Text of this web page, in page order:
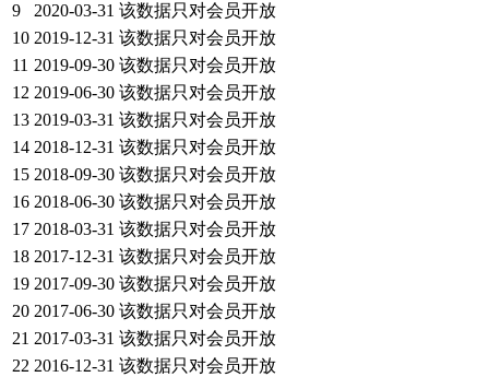
9
2020-03-31 该数据只对会员开放
10 2019-12-31 该数据只对会员开放
11 2019-09-30 该数据只对会员开放
12 2019-06-30 该数据只对会员开放
13 2019-03-31 该数据只对会员开放
14 2018-12-31 该数据只对会员开放
15 2018-09-30 该数据只对会员开放
16 2018-06-30 该数据只对会员开放
17 2018-03-31 该数据只对会员开放
18 2017-12-31 该数据只对会员开放
19 2017-09-30 该数据只对会员开放
20 2017-06-30 该数据只对会员开放
21 2017-03-31 该数据只对会员开放
22 2016-12-31 该数据只对会员开放